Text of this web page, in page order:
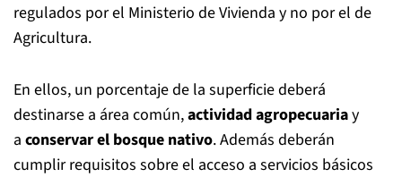
regulados por el Ministerio de Vivienda y no por el de
Agricultura.
En ellos, un porcentaje de la superficie deberá
destinarse a área común,actividad agropecuariay
a conservar el bosque nativo. Además deberán
cumplir requisitos sobre el acceso a servicios básicos